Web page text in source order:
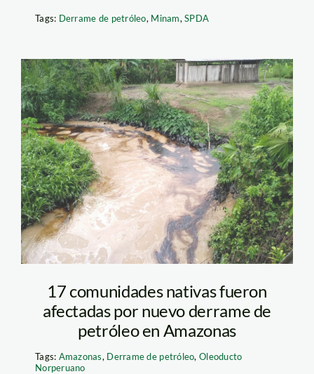
Tags: Derrame de petróleo, Minam,SPDA
derrame-amazonas-
red-salud
17 comunidades nativas fueron
afectadas por nuevo derrame de
petróleo en Amazonas
Tags: Amazonas, Derrame de petróleo, Oleoducto
Norperuano